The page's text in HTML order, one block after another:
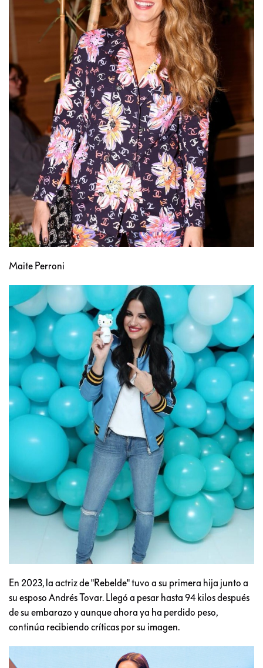
Maite Perroni
En 2023, la actriz de "Rebelde" tuvo a su primera hija junto a
su esposo Andrés Tovar. Llegó a pesar hasta 94 kilos después
de su embarazo y aunque ahora ya ha perdido peso,
continúa recibiendo críticas por su imagen.